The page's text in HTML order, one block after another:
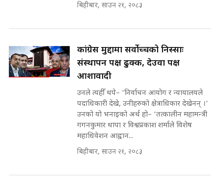
SIDHAKURA ||
मन्त्री राजकुमारलाई घुस दिने विचौलीया
||
मन्त्रीले घुस डिल गरेको अडियो ! दुई झोला
नोट मन्त्रीलाई घुस | SIDHAKURA |
बिहीबार, साउन २१, २०८३
कांग्रेस मुद्दामा सर्वोच्चको निस्साः
संस्थापन पक्ष ढुक्क, देउवा पक्ष
आशावादी
उनले त्यहीँ थपे– ‘निर्वाचन आयोग र न्यायालयले
पदाधिकारी देखे, उनीहरुको क्षेत्राधिकार देखेनन् ।’
उनको यो भनाइको अर्थ हो– ‘तत्कालीन महामन्त्री
गगनकुमार थापा र विश्वप्रकाश शर्माले विशेष
महाधिवेशन आह्वान...
बिहीबार, साउन २१, २०८३